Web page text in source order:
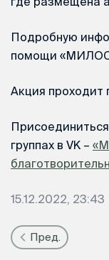
Подробную
помощи
Акция проходит
группах в VK –
15.12.2022, 23:43
Пред.